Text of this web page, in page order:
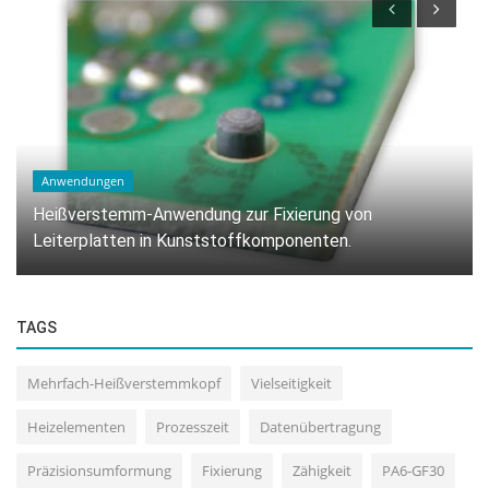
Anwendungen
Heißverstemm-Anwendung zur Fixierung von
Leiterplatten in Kunststoffkomponenten.
TAGS
Mehrfach-Heißverstemmkopf Vielseitigkeit
Heizelementen Prozesszeit Datenübertragung
Präzisionsumformung Fixierung Zähigkeit PA6-GF30